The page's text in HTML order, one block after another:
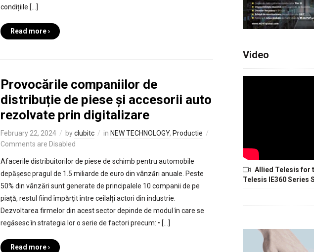
condițiile […]
Read more ›
Provocările companiilor de
distribuție de piese și accesorii auto
rezolvate prin digitalizare
February 22, 2024 byclubitc in NEW TECHNOLOGY, Productie
Comments are Disabled
Afacerile distribuitorilor de piese de schimb pentru automobile
depășesc pragul de 1.5 miliarde de euro din vânzări anuale. Peste
50% din vânzări sunt generate de principalele 10 companii de pe
piață, restul fiind împărțit între ceilalți actori din industrie.
Dezvoltarea firmelor din acest sector depinde de modul în care se
regăsesc în strategia lor o serie de factori precum: • […]
Read more ›
Video
Allied Telesis for
Telesis IE360 Series